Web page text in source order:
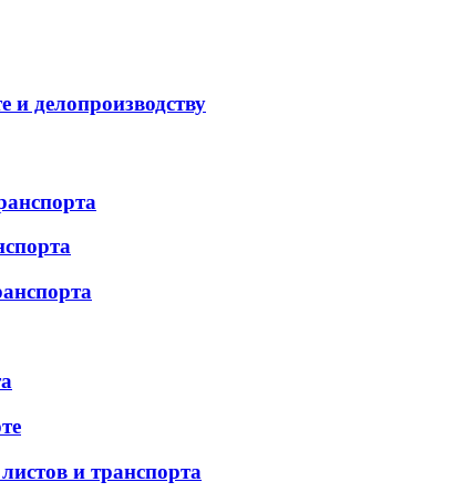
делопроизводству
и транспорта